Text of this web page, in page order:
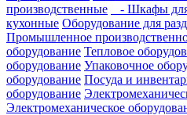
производственные
- Шкафы
кухонные Оборудование для
Промышленное
оборудование Тепловое
оборудование Упаковочное
оборудование Посуда и
оборудование
Электромеханическое